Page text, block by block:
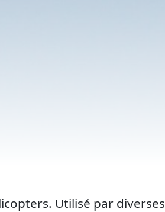
Utilisé par diverses